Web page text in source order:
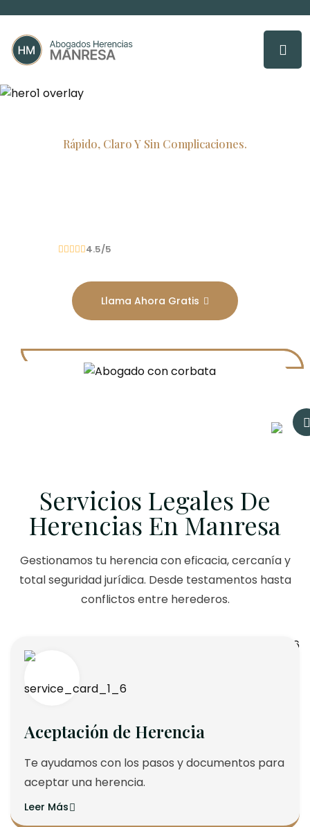
Rápido, Claro Y Sin Complicaciones.
4.5/5
Llama Ahora Gratis
Servicios Legales De
Herencias En Manresa
Gestionamos tu herencia con eficacia, cercanía y
total seguridad jurídica. Desde testamentos hasta
conflictos entre herederos.
Aceptación de Herencia
Te ayudamos con los pasos y documentos para
aceptar una herencia.
Leer Más